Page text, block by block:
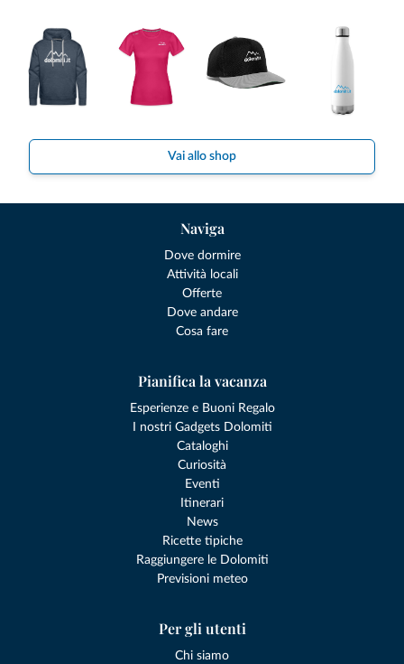
Vai allo shop
Naviga
Dove dormire
Attività locali
Offerte
Dove andare
Cosa fare
Pianifica la vacanza
Esperienze e Buoni Regalo
I nostri Gadgets Dolomiti
Cataloghi
Curiosità
Eventi
Itinerari
News
Ricette tipiche
Raggiungere le Dolomiti
Previsioni meteo
Per gli utenti
Chi siamo